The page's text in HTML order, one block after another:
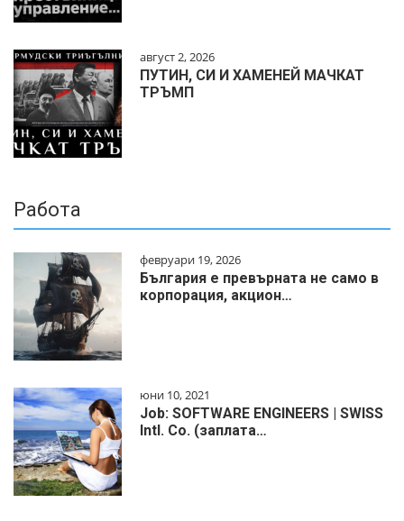
август 2, 2026
ПУТИН, СИ И ХАМЕНЕЙ МАЧКАТ
ТРЪМП
Работа
февруари 19, 2026
България е превърната не само в
корпорация, акцион…
юни 10, 2021
Job: SOFTWARE ENGINEERS | SWISS
Intl. Co. (заплата…